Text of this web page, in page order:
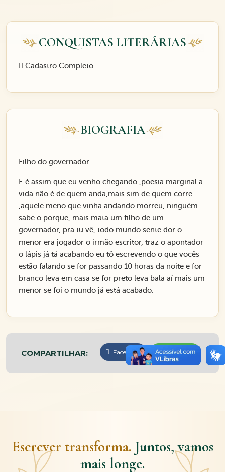
CONQUISTAS LITERÁRIAS
Cadastro Completo
BIOGRAFIA
Filho do governador
E é assim que eu venho chegando ,poesia marginal a
vida não é de quem anda,mais sim de quem corre
,aquele meno que vinha andando morreu, ninguém
sabe o porque, mais mata um filho de um
governador, pra tu vê, todo mundo sente dor o
menor era jogador o irmão escritor, traz o apontador
o lápis já tá acabando eu tô escrevendo o que vocês
estão falando se for passando 10 horas da noite e for
branco leva em casa se for preto leva bala aí mais um
menor se foi o mundo já está acabado.
COMPARTILHAR: Facebook WhatsApp
Escrever transforma. Juntos, vamos
mais longe.